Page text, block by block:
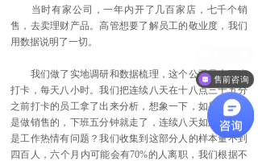
当时有家公司，一年内开了几百家店，七千个销
售，去卖理财产品。高管想要了解员工的敬业度，我们
用数据说明了一切。
我们做了实地调研和数据梳理，这个公司是上下班
打卡，每天八小时。我们把连续八天在十八点三十五分
之前打卡的员工拿了出来分析，想象一下，如果他们都
是做销售的，下班五分钟就走了，连续八天如此，是不
是工作热情有问题？我们收集到这部分人的样本量不到
四百人，六个月内可能会有70%的人离职，我们根据不
售前咨询